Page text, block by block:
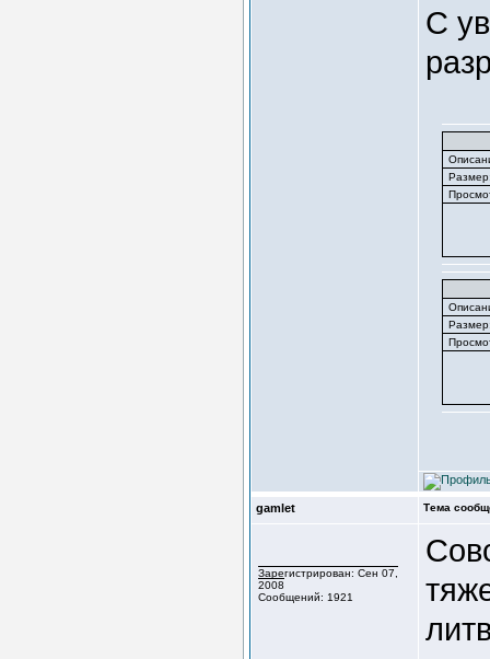
С
gamlet Тема
Зарегистрирован: Сен 07,
2008
Сообщений: 1921